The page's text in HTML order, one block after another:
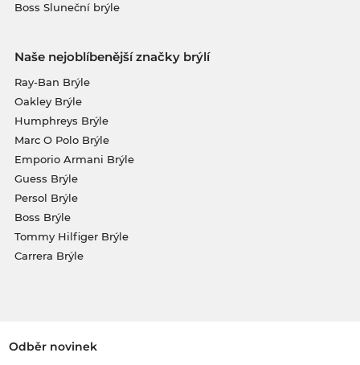
Boss Sluneční brýle
Naše nejoblíbenější značky brýlí
Ray-Ban Brýle
Oakley Brýle
Humphreys Brýle
Marc O Polo Brýle
Emporio Armani Brýle
Guess Brýle
Persol Brýle
Boss Brýle
Tommy Hilfiger Brýle
Carrera Brýle
Odběr novinek